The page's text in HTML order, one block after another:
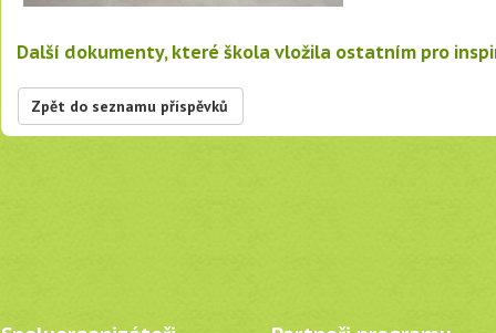
Další dokumenty, které škola vložila ostatním pro
Zpět do seznamu příspěvků